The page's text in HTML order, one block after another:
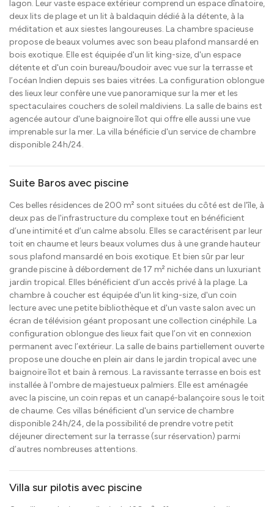
lagon. Leur vaste espace extérieur comprend un espace dînatoire,
deux lits de plage et un lit à baldaquin dédié à la détente, à la
méditation et aux siestes langoureuses. La chambre spacieuse
propose de beaux volumes avec son beau plafond mansardé en
bois exotique. Elle est équipée d'un lit king-size, d'un espace
détente et d'un coin bureau/boudoir avec vue sur la terrasse et
l’océan Indien depuis ses baies vitrées. La configuration oblongue
des lieux leur confère une vue panoramique sur la mer et les
spectaculaires couchers de soleil maldiviens. La salle de bains est
agencée autour d'une baignoire îlot qui offre elle aussi une vue
imprenable sur la mer. La villa bénéficie d'un service de chambre
disponible 24h/24.
Suite Baros avec piscine
Ces belles résidences de 200 m² sont situées du côté est de l'île, à
deux pas de l'infrastructure du complexe tout en bénéficient
d’une intimité et d’un calme absolu. Elles se caractérisent par leur
toit en chaume et leurs beaux volumes dus à une grande hauteur
sous plafond mansardé en bois exotique. Et bien sûr par leur
grande piscine à débordement de 17 m² nichée dans un luxuriant
jardin tropical. Elles bénéficient d’un accès privé à la plage. La
chambre à coucher est équipée d'un lit king-size, d'un coin
lecture avec une petite bibliothèque et d'un vaste salon avec un
écran de télévision géant proposant une collection cinéphile. La
configuration oblongue des lieux fait que l’on vit en connexion
permanent avec l’extérieur. La salle de bains partiellement ouverte
propose une douche en plein air dans le jardin tropical avec une
baignoire îlot et bain à remous. La ravissante terrasse en bois est
installée à l'ombre de majestueux palmiers. Elle est aménagée
avec la piscine, un coin repas et un canapé-balançoire sous le toit
de chaume. Ces villas bénéficient d'un service de chambre
disponible 24h/24, de la possibilité de prendre votre petit
déjeuner directement sur la terrasse (sur réservation) parmi
d’autres nombreuses attentions.
Villa sur pilotis avec piscine